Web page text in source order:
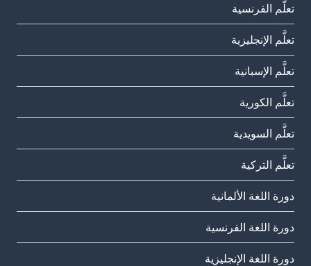
تعلَّم الفرنسية
تعلَّم الإنجليزية
تعلَّم الإسبانية
تعلَّم الكورية
تعلَّم السويدية
تعلَّم التركية
دورة اللغة الألمانية
دورة اللغة الفرنسية
دورة اللغة الإنجليزية